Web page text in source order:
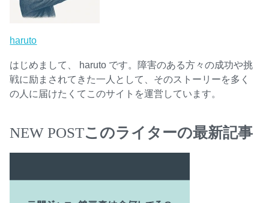
haruto
はじめまして、 haruto です。障害のある方々の成功や挑
戦に励まされてきた一人として、そのストーリーを多く
の人に届けたくてこのサイトを運営しています。
NEW POSTこのライターの最新記事